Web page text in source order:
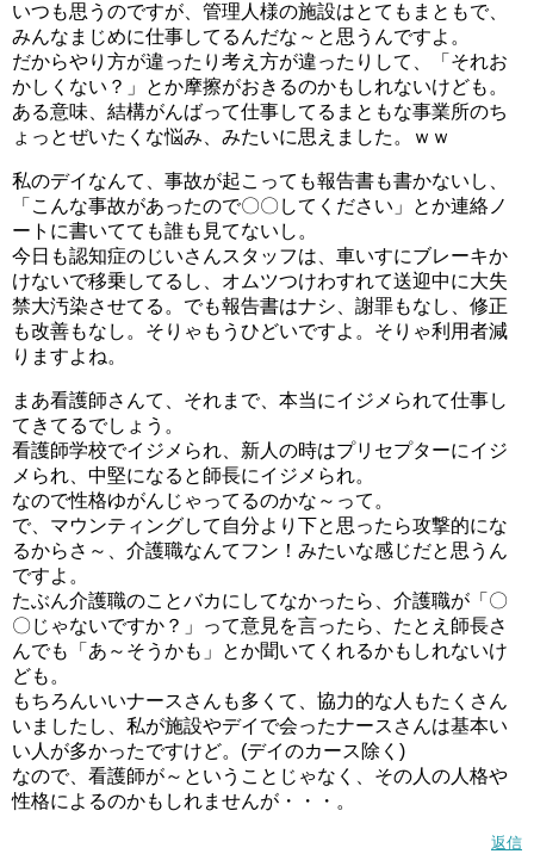
いつも思うのですが、管理人様の施設はとてもまともで、
みんなまじめに仕事してるんだな～と思うんですよ。
だからやり方が違ったり考え方が違ったりして、「それお
かしくない？」とか摩擦がおきるのかもしれないけども。
ある意味、結構がんばって仕事してるまともな事業所のち
ょっとぜいたくな悩み、みたいに思えました。ｗｗ
私のデイなんて、事故が起こっても報告書も書かないし、
「こんな事故があったので〇〇してください」とか連絡ノ
ートに書いてても誰も見てないし。
今日も認知症のじいさんスタッフは、車いすにブレーキか
けないで移乗してるし、オムツつけわすれて送迎中に大失
禁大汚染させてる。でも報告書はナシ、謝罪もなし、修正
も改善もなし。そりゃもうひどいですよ。そりゃ利用者減
りますよね。
まあ看護師さんて、それまで、本当にイジメられて仕事し
てきてるでしょう。
看護師学校でイジメられ、新人の時はプリセプターにイジ
メられ、中堅になると師長にイジメられ。
なので性格ゆがんじゃってるのかな～って。
で、マウンティングして自分より下と思ったら攻撃的にな
るからさ～、介護職なんてフン！みたいな感じだと思うん
ですよ。
たぶん介護職のことバカにしてなかったら、介護職が「〇
〇じゃないですか？」って意見を言ったら、たとえ師長さ
んでも「あ～そうかも」とか聞いてくれるかもしれないけ
ども。
もちろんいいナースさんも多くて、協力的な人もたくさん
いましたし、私が施設やデイで会ったナースさんは基本い
い人が多かったですけど。(デイのカース除く)
なので、看護師が～ということじゃなく、その人の人格や
性格によるのかもしれませんが・・・。
返信